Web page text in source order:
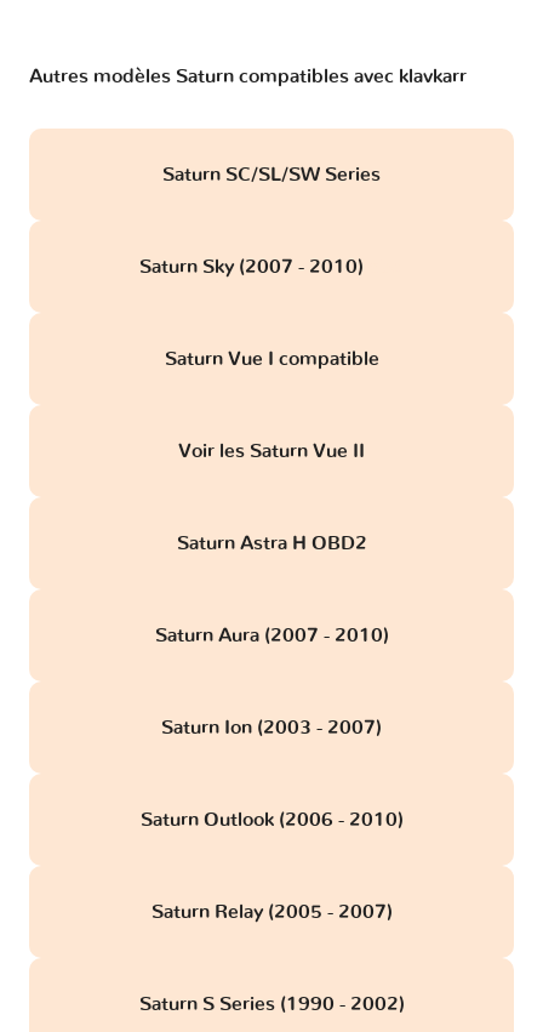
Autres modèles Saturn compatibles avec klavkarr
Saturn SC/SL/SW Series
Saturn Sky (2007 - 2010)
Saturn Vue I compatible
Voir les Saturn Vue II
Saturn Astra H OBD2
Saturn Aura (2007 - 2010)
Saturn Ion (2003 - 2007)
Saturn Outlook (2006 - 2010)
Saturn Relay (2005 - 2007)
Saturn S Series (1990 - 2002)